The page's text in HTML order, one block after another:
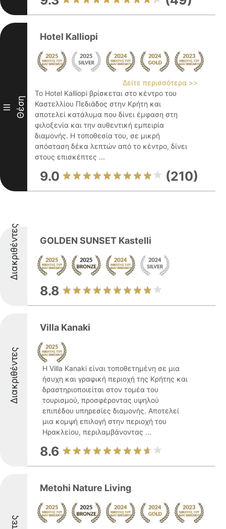
III Θέση
Hotel Kalliopi
Δείτε περισσότερα >>
Το Hotel Kalliopi βρίσκεται στο κέντρο του
Καστελλίου Πεδιάδος στην Κρήτη και
αποτελεί κατάλυμα που δίνει έμφαση στη
φιλοξενία και την αυθεντική εμπειρία
διαμονής. Η τοποθεσία του, σε μικρή
απόσταση δέκα λεπτών από το κέντρο, δίνει
στους επισκέπτες ...
9.0 (210)
Διακριθέντες GOLDEN SUNSET Kastelli
8.8
Διακριθέντες
Villa Kanaki
Η Villa Kanaki είναι τοποθετημένη σε μια
ήσυχη και γραφική περιοχή της Κρήτης και
δραστηριοποιείται στον τομέα του
τουρισμού, προσφέροντας υψηλού
επιπέδου υπηρεσίες διαμονής. Αποτελεί
μια κομψή επιλογή στην περιοχή του
Ηρακλείου, περιλαμβάνοντας ...
8.6
Metohi Nature Living